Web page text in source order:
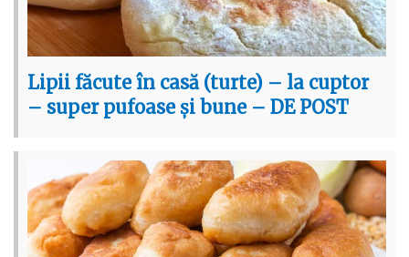
Lipii făcute în casă (turte) – la cuptor
– super pufoase și bune – DE POST